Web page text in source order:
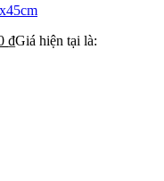
₫Giá hiện tại là: